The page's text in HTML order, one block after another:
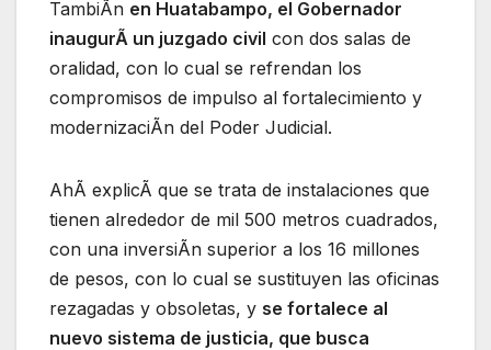
TambiÃn en Huatabampo, el Gobernador
inaugurÃ un juzgado civil con dos salas de
oralidad, con lo cual se refrendan los
compromisos de impulso al fortalecimiento y
modernizaciÃn del Poder Judicial.
AhÃ explicÃ que se trata de instalaciones que
tienen alrededor de mil 500 metros cuadrados,
con una inversiÃn superior a los 16 millones
de pesos, con lo cual se sustituyen las oficinas
rezagadas y obsoletas, y se fortalece al
nuevo sistema de justicia, que busca